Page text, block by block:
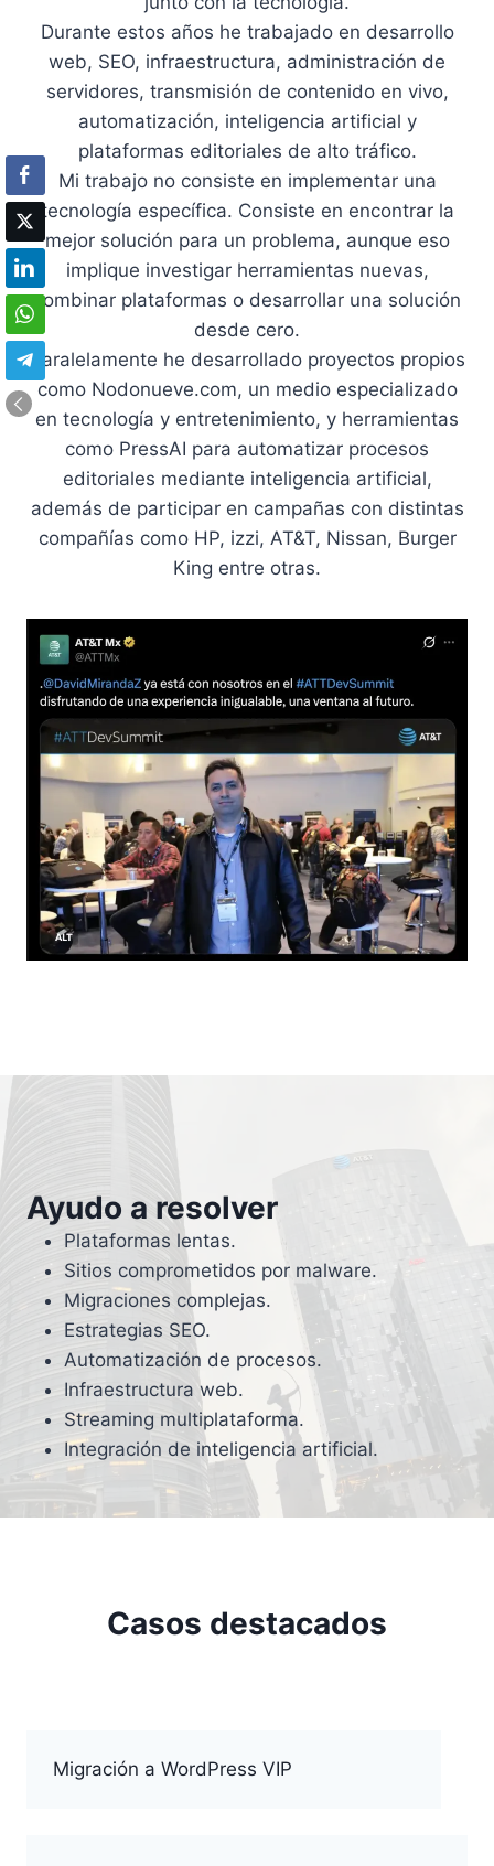
Durante estos años he trabajado en desarrollo
web, SEO, infraestructura, administración de
servidores, transmisión de contenido en vivo,
automatización, inteligencia artificial y
plataformas editoriales de alto tráfico.
Mi trabajo no consiste en implementar una
tecnología específica. Consiste en encontrar la
mejor solución para un problema, aunque eso
implique investigar herramientas nuevas,
combinar plataformas o desarrollar una solución
desde cero.
Paralelamente he desarrollado proyectos propios
como Nodonueve.com, un medio especializado
en tecnología y entretenimiento, y herramientas
como PressAI para automatizar procesos
editoriales mediante inteligencia artificial,
además de participar en campañas con distintas
compañías como HP, izzi, AT&T, Nissan, Burger
King entre otras.
Ayudo a resolver
Plataformas lentas.
Sitios comprometidos por malware.
Migraciones complejas.
Estrategias SEO.
Automatización de procesos.
Infraestructura web.
Streaming multiplataforma.
Integración de inteligencia artificial.
Casos destacados
Migración a WordPress VIP